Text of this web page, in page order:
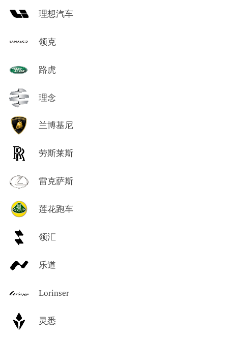
理想汽车
领克
路虎
理念
兰博基尼
劳斯莱斯
雷克萨斯
莲花跑车
领汇
乐道
Lorinser
灵悉